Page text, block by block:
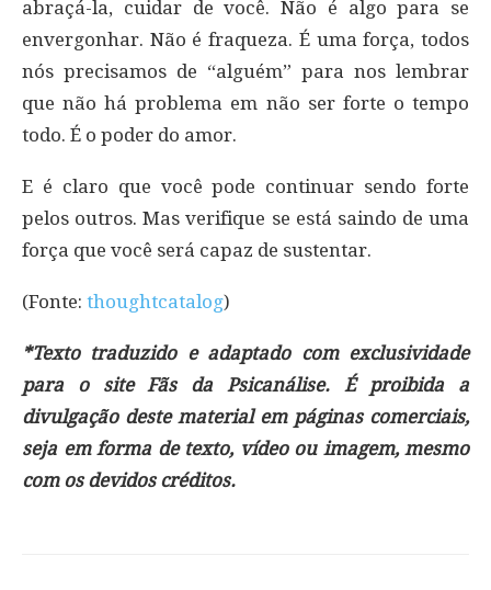
abraçá-la, cuidar de você. Não é algo para se
envergonhar. Não é fraqueza. É uma força, todos
nós precisamos de “alguém” para nos lembrar
que não há problema em não ser forte o tempo
todo. É o poder do amor.
E é claro que você pode continuar sendo forte
pelos outros. Mas verifique se está saindo de uma
força que você será capaz de sustentar.
(Fonte: thoughtcatalog)
*Texto traduzido e adaptado com exclusividade
para o site Fãs da Psicanálise. É proibida a
divulgação deste material em páginas comerciais,
seja em forma de texto, vídeo ou imagem, mesmo
com os devidos créditos.